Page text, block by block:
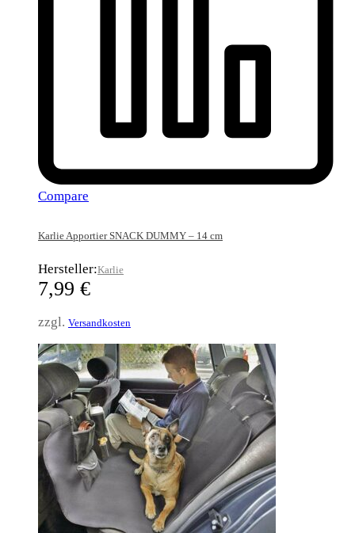
Compare
Karlie Apportier SNACK DUMMY – 14 cm
Hersteller:Karlie
7,99 €
zzgl. Versandkosten